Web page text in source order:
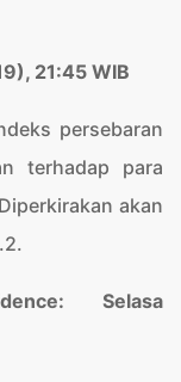
21:45 WIB
persebaran
terhadap para
akan
Selasa